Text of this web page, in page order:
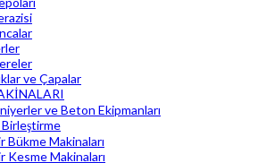
ve Çapalar
ve Beton Ekipmanları
Bükme Makinaları
Kesme Makinaları